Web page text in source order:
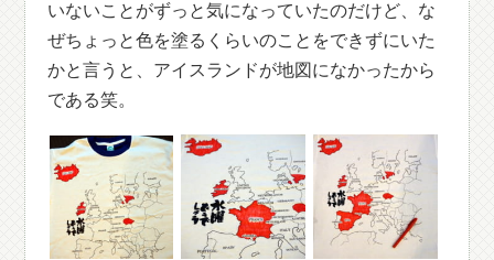
いないことがずっと気になっていたのだけど、な
ぜちょっと色を塗るくらいのことをできずにいた
かと言うと、アイスランドが地図になかったから
である笑。